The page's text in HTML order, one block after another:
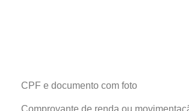
CPF e documento com foto
Comprovante de renda ou